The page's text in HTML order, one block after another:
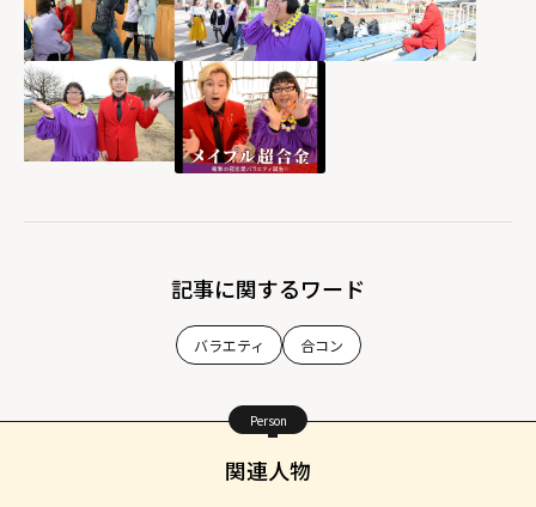
記事に関するワード
バラエティ 合コン
Person
関連人物